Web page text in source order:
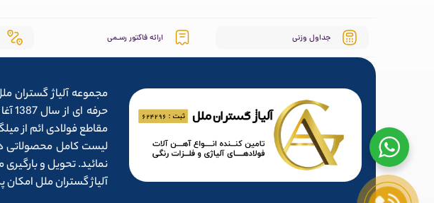
جداول وزنی ارائه فاکتور رسـمی
مجموعه آلیاژ گستران
مقاطع فولادی ائم از
نمائید. تحویل و
آلیاژ گستران ملل امکان